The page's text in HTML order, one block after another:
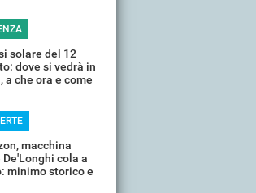
solare del 12
dove si vedrà in
a che ora e come
macchina
cola a
minimo storico e